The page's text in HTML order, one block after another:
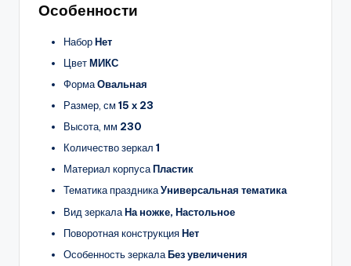
Особенности
НаборНет
ЦветМИКС
ФормаОвальная
Размер, см 15 х 23
Высота, мм 230
Количество зеркал 1
Материал корпусаПластик
Тематика праздникаУниверсальная тематика
Вид зеркалаНа ножке, Настольное
Поворотная конструкцияНет
Особенность зеркалаБез увеличения